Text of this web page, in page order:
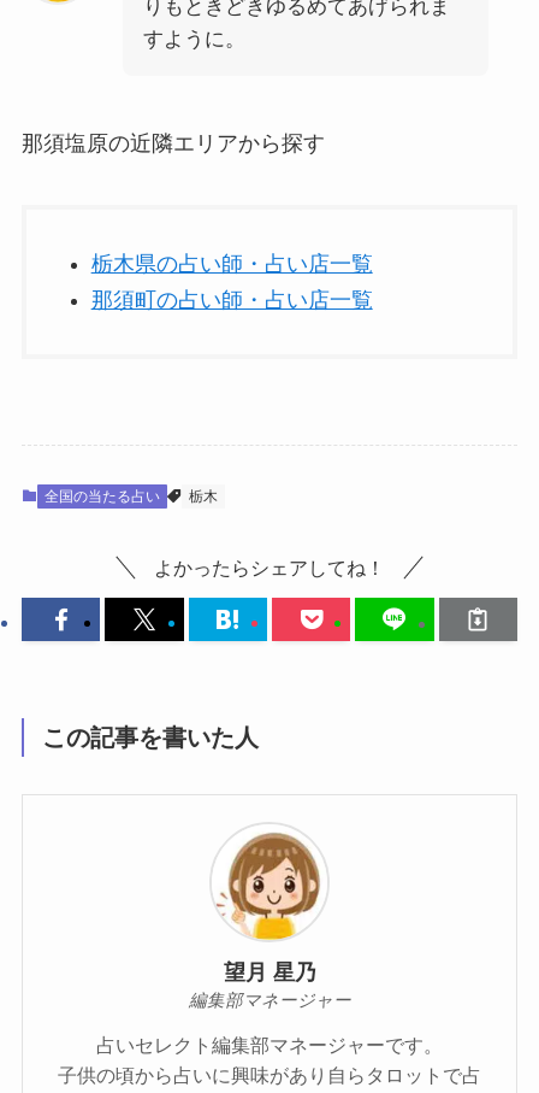
りもときどきゆるめてあげられま
すように。
那須塩原の近隣エリアから探す
栃木県の占い師・占い店一覧
那須町の占い師・占い店一覧
全国の当たる占い 栃木
よかったらシェアしてね！
この記事を書いた人
望月 星乃
編集部マネージャー
占いセレクト編集部マネージャーです。
子供の頃から占いに興味があり自らタロットで占